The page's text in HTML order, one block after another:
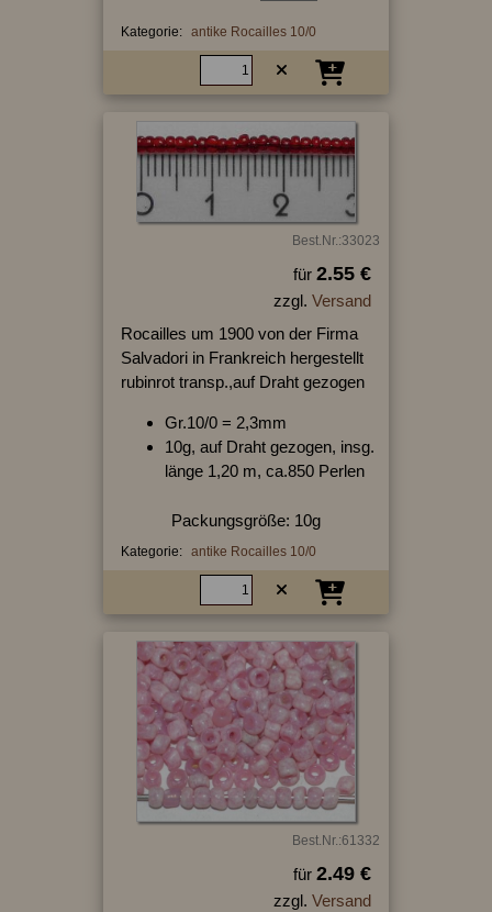
Kategorie: antike Rocailles 10/0
Best.Nr.:33023
für 2.55 €
zzgl. Versand
Rocailles um 1900 von der Firma
Salvadori in Frankreich hergestellt
rubinrot transp.,auf Draht gezogen
Gr.10/0 = 2,3mm
10g, auf Draht gezogen, insg.
länge 1,20 m, ca.850 Perlen
Packungsgröße: 10g
Kategorie: antike Rocailles 10/0
Best.Nr.:61332
für 2.49 €
zzgl. Versand